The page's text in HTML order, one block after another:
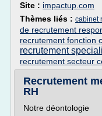
Site : impactup.com
Thèmes liés : cabinet
de recrutement
recrutement fonction
recrutement
recrutement secteur
Recrutement
RH
Notre déontologie